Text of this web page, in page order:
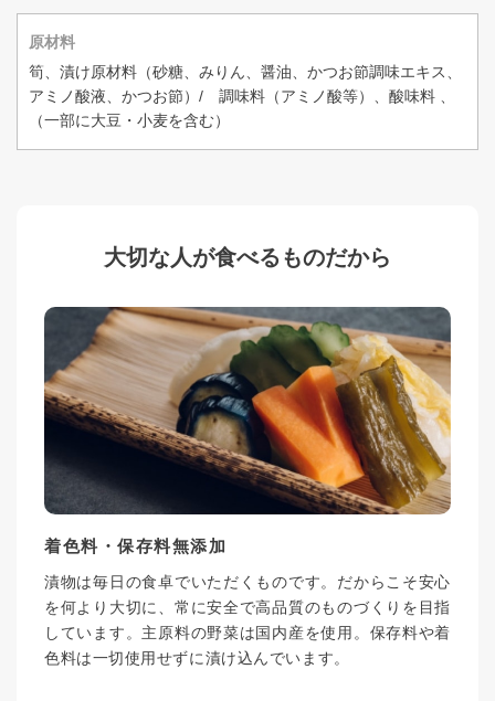
原材料
筍、漬け原材料（砂糖、みりん、醤油、かつお節調味エキス、
アミノ酸液、かつお節）/ 調味料（アミノ酸等）、酸味料 、
（一部に大豆・小麦を含む）
大切な人が食べるものだから
着色料・保存料無添加
漬物は毎日の食卓でいただくものです。だからこそ安心
を何より大切に、常に安全で高品質のものづくりを目指
しています。主原料の野菜は国内産を使用。保存料や着
色料は一切使用せずに漬け込んでいます。